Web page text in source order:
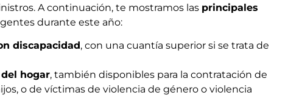
A continuación, te mostramos las principales
durante este año:
discapacidad, con una cuantía superior si se trata de
hogar, también disponibles para la contratación de
o de víctimas de violencia de género o violencia